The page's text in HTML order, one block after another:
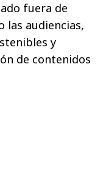
fuera de
las audiencias,
y
de contenidos